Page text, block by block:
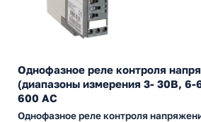
Однофазное реле контроля
(диапазоны измерения 3- 30В,
600 AC
Однофазное реле контроля